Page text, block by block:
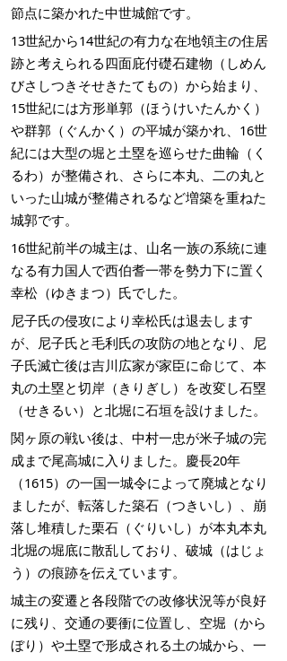
節点に築かれた中世城館です。
13世紀から14世紀の有力な在地領主の住居
跡と考えられる四面庇付礎石建物（しめん
びさしつきそせきたてもの）から始まり、
15世紀には方形単郭（ほうけいたんかく）
や群郭（ぐんかく）の平城が築かれ、16世
紀には大型の堀と土塁を巡らせた曲輪（く
るわ）が整備され、さらに本丸、二の丸と
いった山城が整備されるなど増築を重ねた
城郭です。
16世紀前半の城主は、山名一族の系統に連
なる有力国人で西伯耆一帯を勢力下に置く
幸松（ゆきまつ）氏でした。
尼子氏の侵攻により幸松氏は退去します
が、尼子氏と毛利氏の攻防の地となり、尼
子氏滅亡後は吉川広家が家臣に命じて、本
丸の土塁と切岸（きりぎし）を改変し石塁
（せきるい）と北堀に石垣を設けました。
関ヶ原の戦い後は、中村一忠が米子城の完
成まで尾高城に入りました。慶長20年
（1615）の一国一城令によって廃城となり
ましたが、転落した築石（つきいし）、崩
落し堆積した栗石（ぐりいし）が本丸本丸
北堀の堀底に散乱しており、破城（はじょ
う）の痕跡を伝えています。
城主の変遷と各段階での改修状況等が良好
に残り、交通の要衝に位置し、空堀（から
ぼり）や土塁で形成される土の城から、一